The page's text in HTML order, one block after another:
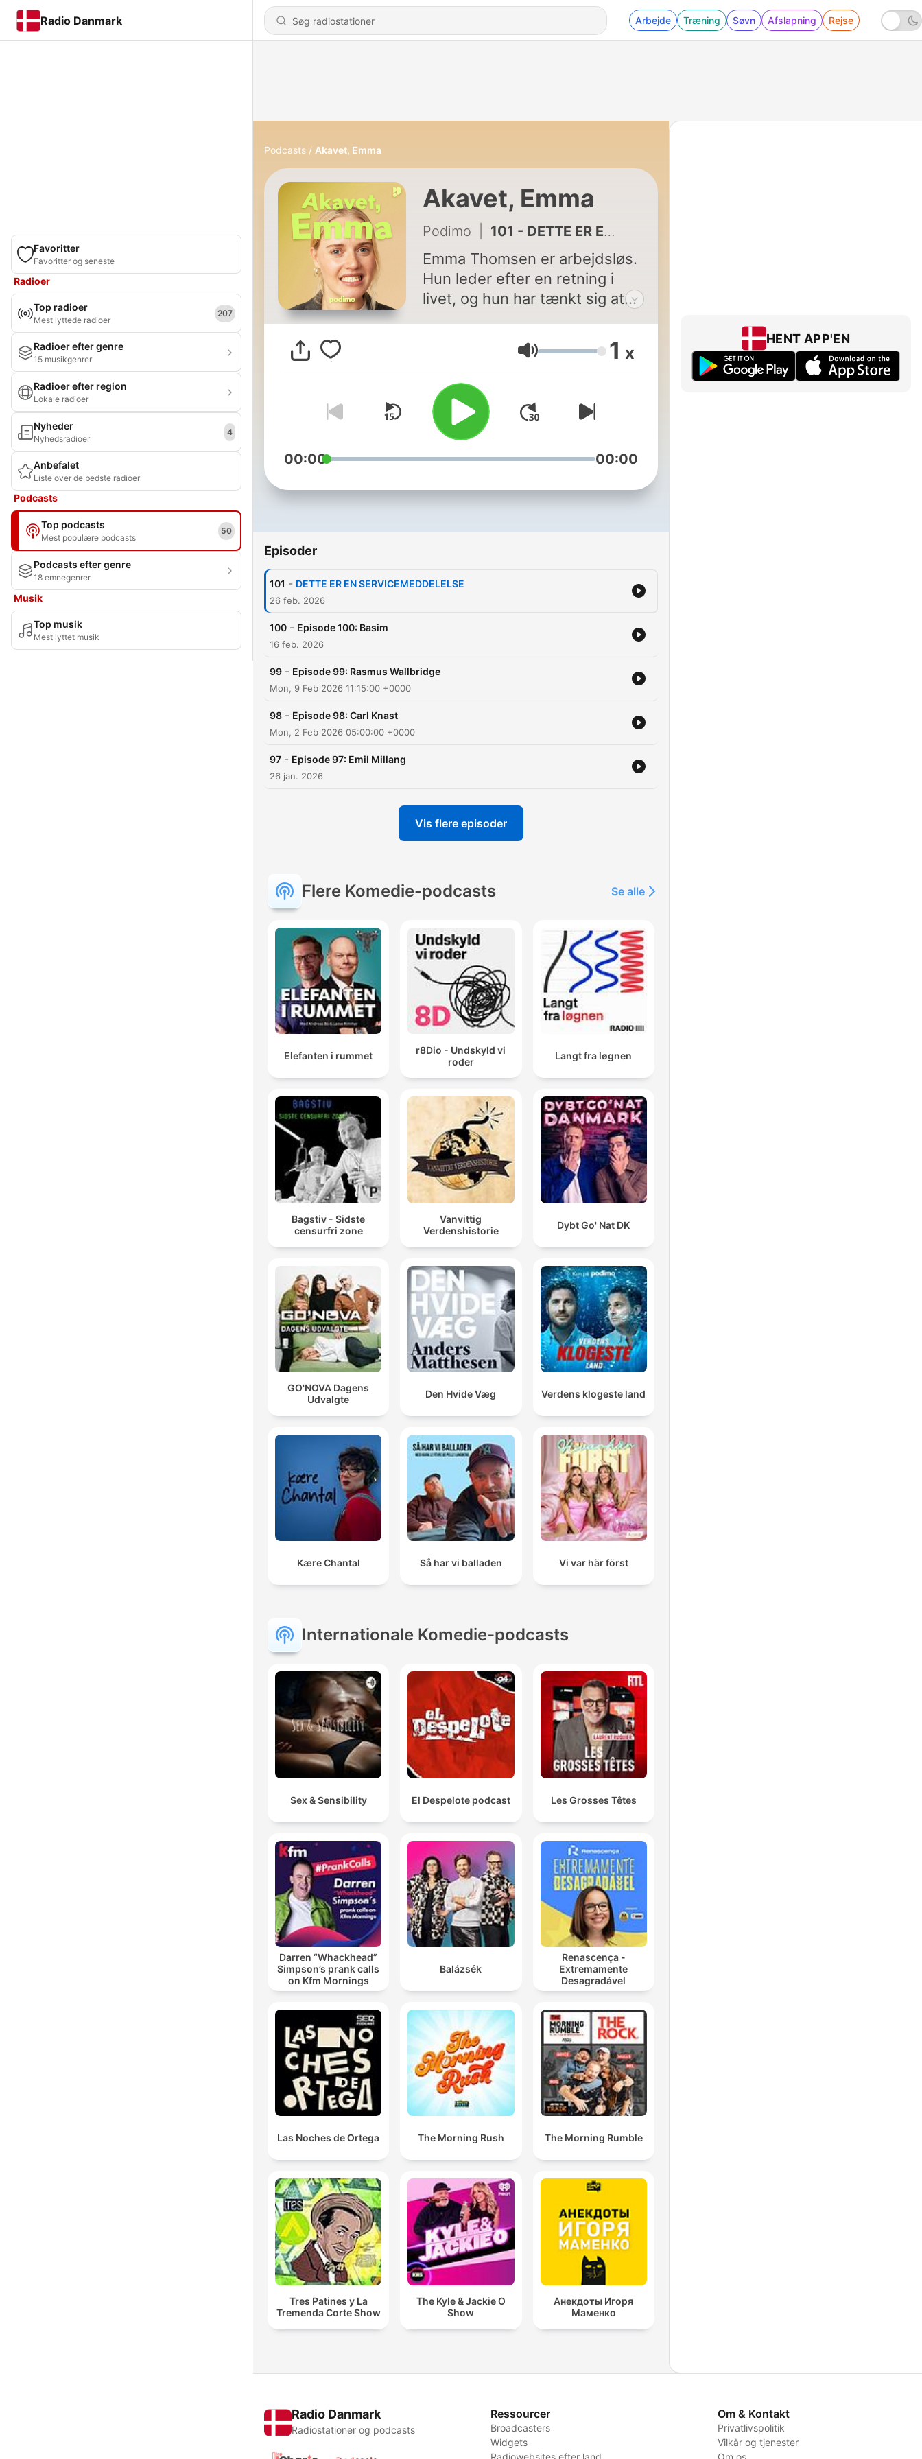
Radio Danmark Arbejde Træning Søvn Afslapning Rejse
Favoritter
Favoritter og seneste
Radioer
Top radioer
Mest lyttede radioer
207
Radioer efter genre
15 musikgenrer
Radioer efter region
Lokale radioer
Nyheder
Nyhedsradioer
4
Anbefalet
Liste over de bedste radioer
Podcasts
Top podcasts
Mest populære podcasts
50
Podcasts efter genre
18 emnegenrer
Musik
Top musik
Mest lyttet musik
Podcasts Akavet, Emma
Akavet, Emma
Podimo 101 - DETTE ER EN SERVICEMEDDELELSE
Emma Thomsen er arbejdsløs.
Hun leder efter en retning i
livet, og hun har tænkt sig at
gæster i studiet. Eller i hvert
fald dem, der havde tid. De
finde sin rette hylde i
tilværelsen.Emma har sin helt
egen stil, og hun stiller de
spørgsmål, alle har lyst til at få
spørgsmål, hun gerne selv vil
for en dansk
smuds på en række kendte
Lydstyrke 1 x
00:00 00:00
Episoder
101 - DETTE ER EN SERVICEMEDDELELSE
26 feb. 2026
100 - Episode 100: Basim
16 feb. 2026
99 - Episode 99: Rasmus Wallbridge
Mon, 9 Feb 2026 11:15:00 +0000
98 - Episode 98: Carl Knast
Mon, 2 Feb 2026 05:00:00 +0000
97 - Episode 97: Emil Millang
26 jan. 2026
Vis flere episoder
Flere Komedie-podcasts Se alle
Elefanten i rummet
r8Dio - Undskyld vi
roder
Langt fra løgnen
Bagstiv - Sidste
censurfri zone
Vanvittig
Verdenshistorie
Dybt Go' Nat DK
GO'NOVA Dagens
Udvalgte
Den Hvide Væg Verdens klogeste land
Kære Chantal Så har vi balladen Vi var här först
Internationale Komedie-podcasts
Sex & Sensibility El Despelote podcast Les Grosses Têtes
Darren “Whackhead”
Simpson’s prank calls
on Kfm Mornings
Balázsék
Renascença -
Extremamente
Desagradável
Las Noches de Ortega The Morning Rush The Morning Rumble
Tres Patines y La
Tremenda Corte Show
The Kyle & Jackie O
Show
Анекдоты Игоря
Маменко
HENT APP'EN
Radio Danmark
Radiostationer og podcasts
Ressourcer
Broadcasters
Widgets
Radiowebsites efter land
Om & Kontakt
Privatlivspolitik
Vilkår og tjenester
Om os